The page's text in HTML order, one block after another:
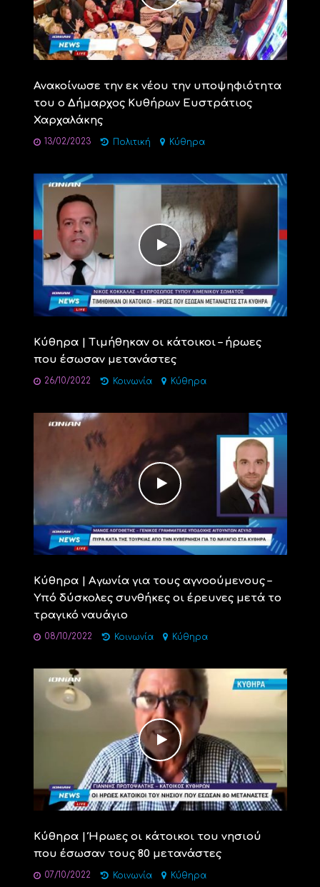
Ανακοίνωσε την εκ νέου την υποψηφιότητα
του ο Δήμαρχος Κυθήρων Ευστράτιος
Χαρχαλάκης
13/02/2023 Πολιτική Κύθηρα
Κύθηρα | Τιμήθηκαν οι κάτοικοι – ήρωες
που έσωσαν μετανάστες
26/10/2022 Κοινωνία Κύθηρα
Κύθηρα | Αγωνία για τους αγνοούμενους –
Υπό δύσκολες συνθήκες οι έρευνες μετά το
τραγικό ναυάγιο
08/10/2022 Κοινωνία Κύθηρα
Κύθηρα | Ήρωες οι κάτοικοι του νησιού
που έσωσαν τους 80 μετανάστες
07/10/2022 Κοινωνία Κύθηρα